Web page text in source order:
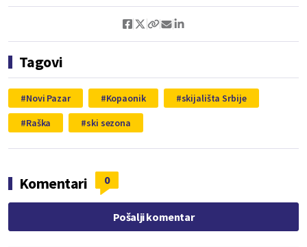
Tagovi
Novi Pazar Kopaonik
skijališta Srbije
Raška
ski sezona
Komentari 0
Pošalji komentar